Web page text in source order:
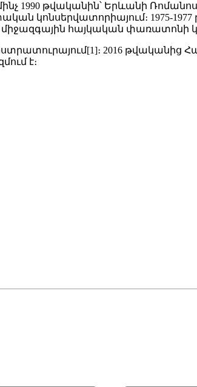
1990 թվականին՝ Երևանի
կոնսերվատորիայում։ 1975-
հայկական փառատոնի
2016 թվականից
է։